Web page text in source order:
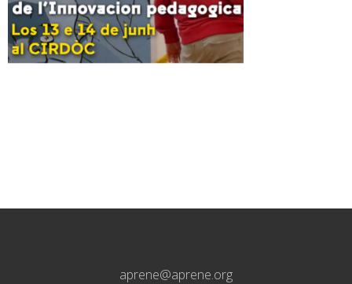
aprene@aprene.org